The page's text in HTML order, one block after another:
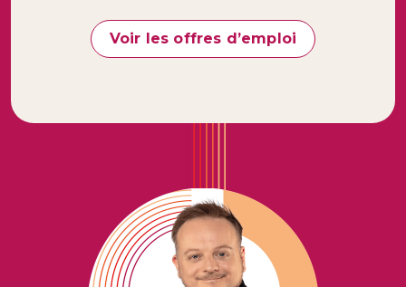
Voir les offres d’emploi